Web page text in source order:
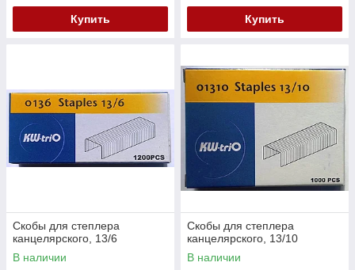
Купить Купить
Скобы для степлера
канцелярского, 13/6
В наличии
Скобы для степлера
канцелярского, 13/10
В наличии